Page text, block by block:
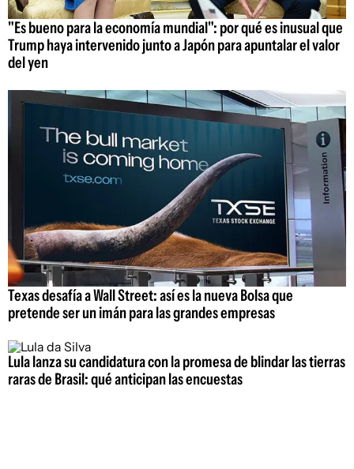
"Es bueno para la economía mundial": por qué es inusual que
Trump haya intervenido junto a Japón para apuntalar el valor
del yen
Texas desafía a Wall Street: así es la nueva Bolsa que
pretende ser un imán para las grandes empresas
Lula lanza su candidatura con la promesa de blindar las tierras
raras de Brasil: qué anticipan las encuestas